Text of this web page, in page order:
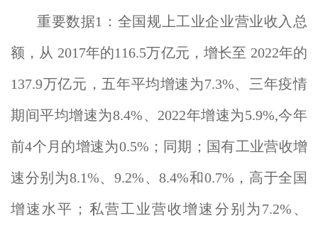
重要数据1：全国规上工业企业营业收入总
额，从 2017年的116.5万亿元，增长至 2022年的
137.9万亿元，五年平均增速为7.3%、三年疫情
期间平均增速为8.4%、2022年增速为5.9%,今年
前4个月的增速为0.5%；同期；国有工业营收增
速分别为8.1%、9.2%、8.4%和0.7%，高于全国
增速水平；私营工业营收增速分别为7.2%、